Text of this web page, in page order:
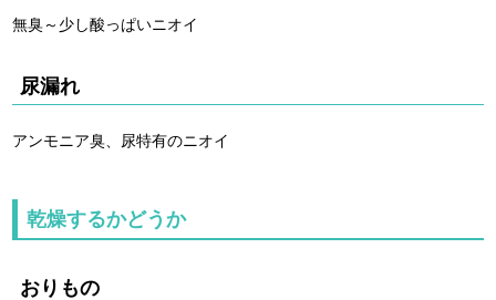
無臭～少し酸っぱいニオイ
尿漏れ
アンモニア臭、尿特有のニオイ
乾燥するかどうか
おりもの